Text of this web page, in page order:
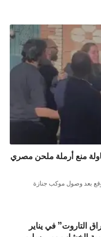
أرملة ملحن مصري
وصول موكب جنازة
في يناير